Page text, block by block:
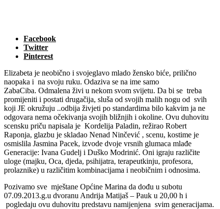
Facebook
Twitter
Pinterest
Elizabeta je neobično i svojeglavo mlado žensko biće, prilično
naopaka i na svoju ruku. Odaziva se na ime samo
ZabaCiba. Odmalena živi u nekom svom svijetu. Da bi se treba
promijeniti i postati drugačija, sluša od svojih malih nogu od svih
koji JE okružuju ..odbija živjeti po standardima bilo kakvim ja ne
odgovara nema očekivanja svojih bližnjih i okoline. Ovu duhovitu
scensku priču napisala je Kordelija Paladin, režirao Robert
Raponja, glazbu je skladao Nenad Ninčević , scenu, kostime je
osmislila Jasmina Pacek, izvode dvoje vrsnih glumaca mlađe
Generacije: Ivana Gudelj i Duško Modrinić. Oni igraju različite
uloge (majku, Oca, djeda, psihijatra, terapeutkinju, profesora,
prolaznike) u različitim kombinacijama i neobičnim i odnosima.
Pozivamo sve mještane Općine Marina da dođu u subotu
07.09.2013.g.u dvoranu Andrija Matijaš – Pauk u 20,00 h i
pogledaju ovu duhovitu predstavu namijenjena svim generacijama.